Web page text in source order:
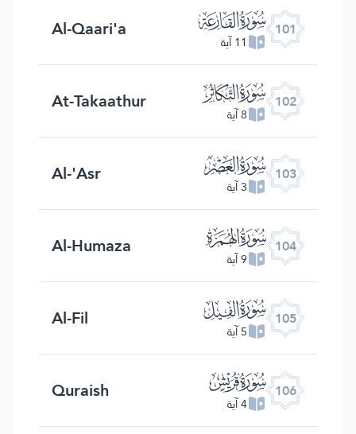
101 ﰒ
11 آية Al-Qaari'a
102 ﰓ
8 آية At-Takaathur
103 ﰔ
3 آية Al-'Asr
104 ﰕ
9 آية Al-Humaza
105 ﰖ
5 آية Al-Fil
106 ﰗ
4 آية Quraish